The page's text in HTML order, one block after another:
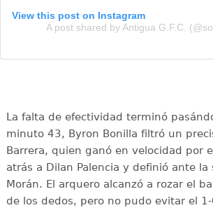
View this post on Instagram
A post shared by Antigua G.F.C.
La falta de efectividad terminó
minuto 43, Byron Bonilla filtró un
Barrera, quien ganó en velocidad por
atrás a Dilan Palencia y definió ante la
Morán. El arquero alcanzó a rozar el
de los dedos, pero no pudo evitar el